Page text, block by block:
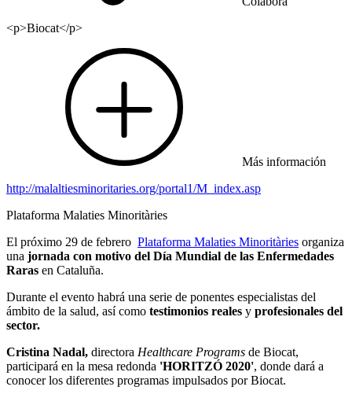
<p>Biocat</p>
Más información
http://malaltiesminoritaries.org/portal1/M_index.asp
Plataforma Malaties Minoritàries
El próximo 29 de febrero Plataforma Malaties Minoritàries organiza
una jornada con motivo del Día Mundial de las Enfermedades
Raras en Cataluña.
Durante el evento habrá una serie de ponentes especialistas del
ámbito de la salud, así como testimonios reales y profesionales del
sector.
Cristina Nadal, directora Healthcare Programs de Biocat,
participará en la mesa redonda 'HORITZÓ 2020', donde dará a
conocer los diferentes programas impulsados ​​por Biocat.